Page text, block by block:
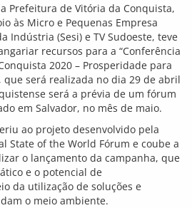
Prefeitura de Vitória da Conquista,
às Micro e Pequenas Empresa
Indústria (Sesi) e TV Sudoeste, teve
recursos para a “Conferência
2020 – Prosperidade para
que será realizada no dia 29 de abril
será a prévia de um fórum
em Salvador, no mês de maio.
ao projeto desenvolvido pela
State of the World Fórum e coube a
o lançamento da campanha, que
e o potencial de
da utilização de soluções e
o meio ambiente.